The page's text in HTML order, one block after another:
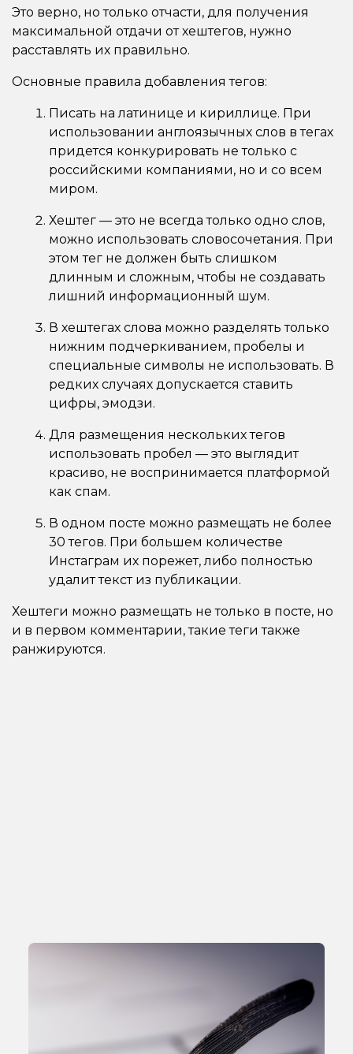
Это верно, но только отчасти, для получения
максимальной отдачи от хештегов, нужно
расставлять их правильно.
Основные правила добавления тегов:
Писать на латинице и кириллице. При
использовании англоязычных слов в тегах
придется конкурировать не только с
российскими компаниями, но и со всем
миром.
Хештег — это не всегда только одно слов,
можно использовать словосочетания. При
этом тег не должен быть слишком
длинным и сложным, чтобы не создавать
лишний информационный шум.
В хештегах слова можно разделять только
нижним подчеркиванием, пробелы и
специальные символы не использовать. В
редких случаях допускается ставить
цифры, эмодзи.
Для размещения нескольких тегов
использовать пробел — это выглядит
красиво, не воспринимается платформой
как спам.
В одном посте можно размещать не более
30 тегов. При большем количестве
Инстаграм их порежет, либо полностью
удалит текст из публикации.
Хештеги можно размещать не только в посте, но
и в первом комментарии, такие теги также
ранжируются.